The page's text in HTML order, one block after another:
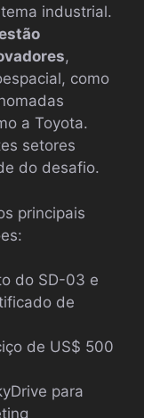
industrial.
,
como
a Toyota.
setores
do desafio.
principais
do SD-03 e
de
de US$ 500
para